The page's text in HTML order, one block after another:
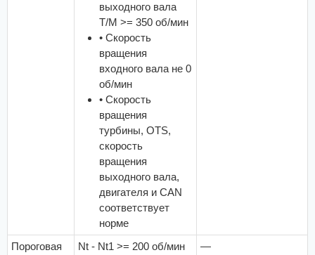
выходного вала
T/M >= 350 об/мин
• Скорость
вращения
входного вала не 0
об/мин
• Скорость
вращения
турбины, OTS,
скорость
вращения
выходного вала,
двигателя и CAN
соответствует
норме
Пороговая
Nt - Nt1 >= 200 об/мин —